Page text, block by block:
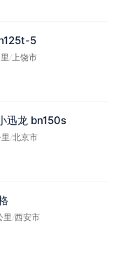
5
/上饶市
迅龙 bn150s
/北京市
里 /西安市